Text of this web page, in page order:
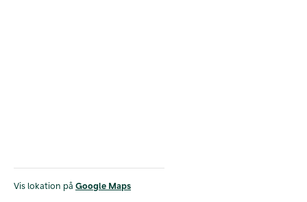
Vis lokation på Google Maps